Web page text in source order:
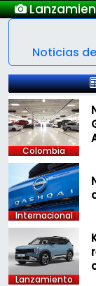
Noticias de
Colombia
Internacional
Lanzamiento